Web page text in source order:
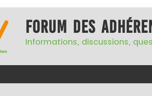
Forum des
Informations, discussions,